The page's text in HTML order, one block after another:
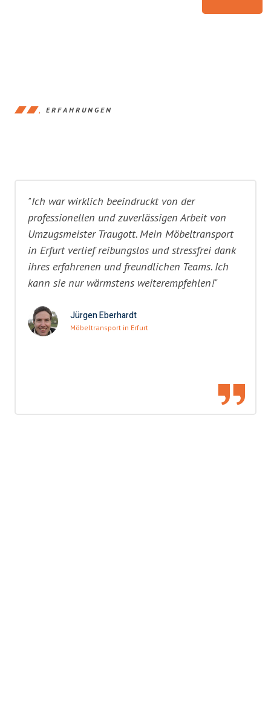
ERFAHRUNGEN
"Ich war wirklich beeindruckt von der
professionellen und zuverlässigen Arbeit von
Umzugsmeister Traugott. Mein Möbeltransport
in Erfurt verlief reibungslos und stressfrei dank
ihres erfahrenen und freundlichen Teams. Ich
kann sie nur wärmstens weiterempfehlen!"
Jürgen Eberhardt
Möbeltransport in Erfurt